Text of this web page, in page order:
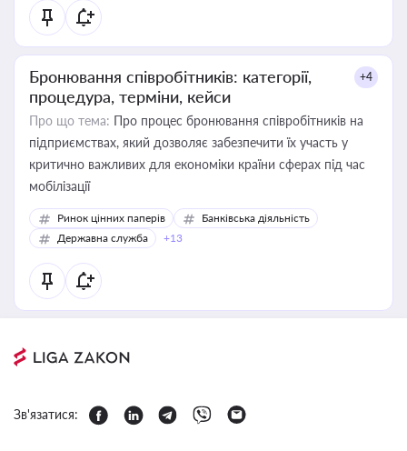
Бронювання співробітників: категорії,
процедура, терміни, кейси
+4
Про що тема: Про процес бронювання співробітників на
підприємствах, який дозволяє забезпечити їх участь у
критично важливих для економіки країни сферах під час
мобілізації
Ринок цінних паперів
Банківська діяльність
Державна служба
+13
Зв'язатися: